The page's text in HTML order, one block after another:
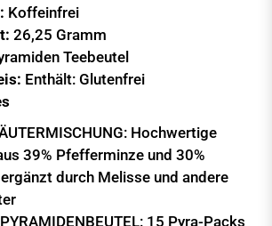
Koffeinfrei
26,25 Gramm
Teebeutel
Enthält: Glutenfrei
Hochwertige
39% Pfefferminze und 30%
durch Melisse und andere
15 Pyra-Packs